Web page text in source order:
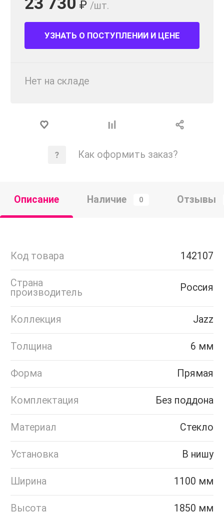
₽ /шт.
УЗНАТЬ О ПОСТУПЛЕНИИ И ЦЕНЕ
Нет на складе
Как оформить заказ?
Описание Наличие 0 Отзывы
Код товара 142107
Страна
производитель
Россия
Коллекция Jazz
Толщина 6 мм
Форма Прямая
Комплектация Без поддона
Материал Стекло
Установка В нишу
Ширина 1100 мм
Высота 1850 мм